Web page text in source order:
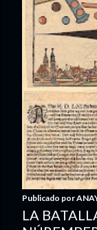
Publicado por
LA